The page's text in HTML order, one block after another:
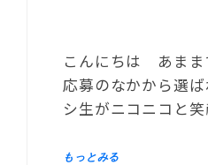
こんにちは あまま
応募のなかから選
シ生がニコニコと